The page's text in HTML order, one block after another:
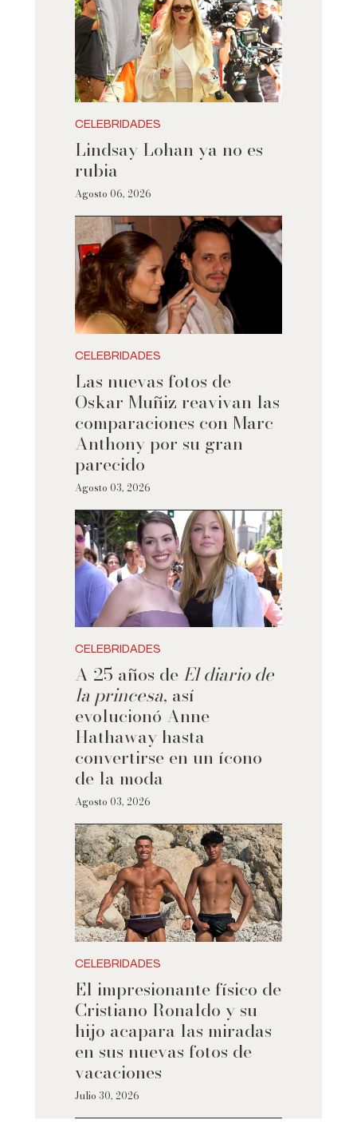
CELEBRIDADES
Lindsay Lohan ya no es
rubia
Agosto 06, 2026
CELEBRIDADES
Las nuevas fotos de
Oskar Muñiz reavivan las
comparaciones con Marc
Anthony por su gran
parecido
Agosto 03, 2026
CELEBRIDADES
A 25 años de El diario de
la princesa, así
evolucionó Anne
Hathaway hasta
convertirse en un ícono
de la moda
Agosto 03, 2026
CELEBRIDADES
El impresionante físico de
Cristiano Ronaldo y su
hijo acapara las miradas
en sus nuevas fotos de
vacaciones
Julio 30, 2026